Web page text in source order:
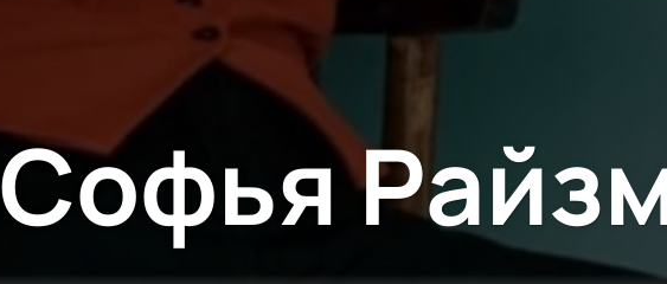
Софья